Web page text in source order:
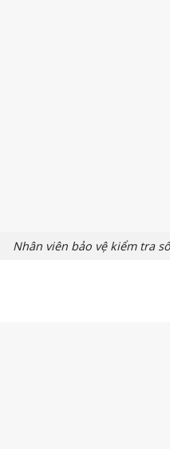
Nhân viên bảo vệ kiểm tra